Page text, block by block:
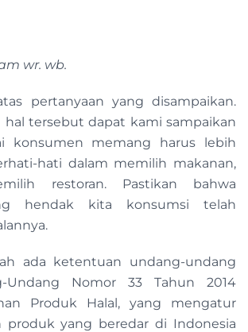
wr. wb.
pertanyaan yang disampaikan.
hal tersebut dapat kami sampaikan
konsumen memang harus lebih
hati dalam memilih makanan,
restoran. Pastikan bahwa
hendak kita konsumsi telah
ada ketentuan undang-undang
Undang Nomor 33 Tahun 2014
Produk Halal, yang mengatur
produk yang beredar di Indonesia